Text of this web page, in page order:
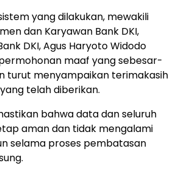
yang dilakukan, mewakili
dan Karyawan Bank DKI,
DKI, Agus Haryoto Widodo
maaf yang sebesar-
turut menyampaikan terimakasih
telah diberikan.
bahwa data dan seluruh
aman dan tidak mengalami
selama proses pembatasan